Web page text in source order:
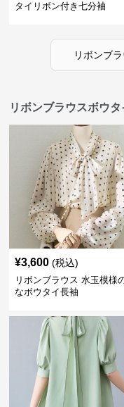
タイリボン付き七分袖
リボンブ
リボンブラウスボウ
¥3,600 (税込)
リボンブラウス 水玉模様
なボウタイ長袖